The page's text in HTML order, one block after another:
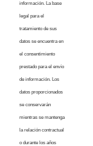
información. La base
legal para el
tratamiento de sus
datos se encuentra en
el consentimiento
prestado para el envío
de información. Los
datos proporcionados
se conservarán
mientras se mantenga
la relación contractual
o durante los años